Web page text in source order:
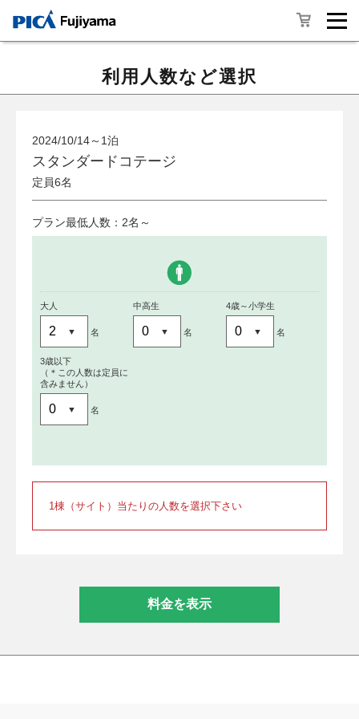
利用人数など選択
2024/10/14～1泊
スタンダードコテージ
定員6名
プラン最低人数：2名～
大人
名
中高生
名
4歳～小学生
名
3歳以下
（＊この人数は定員に
含みません）
名
1棟（サイト）当たりの人数を選択下さい
料金を表示